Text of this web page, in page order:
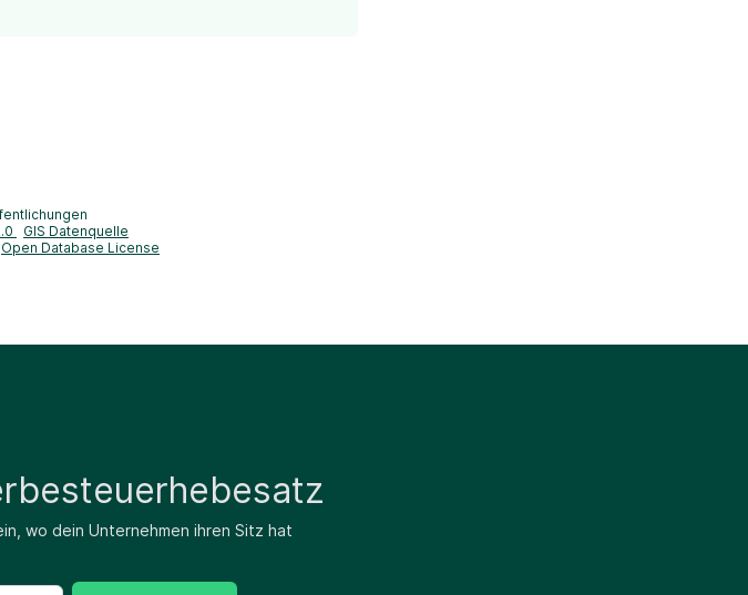
GIS Datenquelle
Open Database License
wo dein Unternehmen ihren Sitz hat